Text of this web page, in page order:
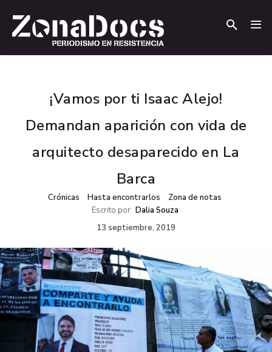
¡Vamos por ti Isaac Alejo!
Demandan aparición con vida de
arquitecto desaparecido en La
Barca
Crónicas Hasta encontrarlos
Zona de notas
Escrito por: Dalia Souza
13 septiembre, 2019